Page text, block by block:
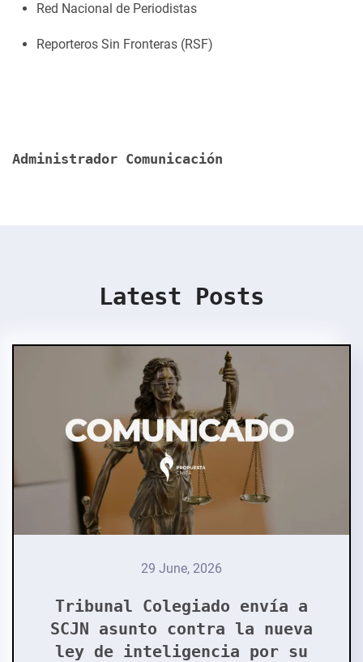
Red Nacional de Periodistas
Reporteros Sin Fronteras (RSF)
Administrador Comunicación
Latest Posts
29 June, 2026
Tribunal Colegiado envía a
SCJN asunto contra la nueva
ley de inteligencia por su